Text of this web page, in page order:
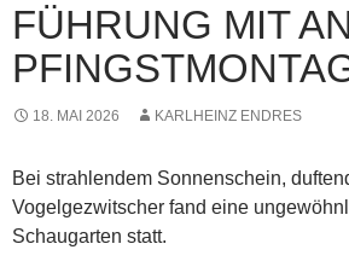
FÜHRUNG MIT
18. MAI 2026 KARLHEINZ ENDRES
Bei strahlendem Sonnenschein,
Vogelgezwitscher fand eine
Schaugarten statt.